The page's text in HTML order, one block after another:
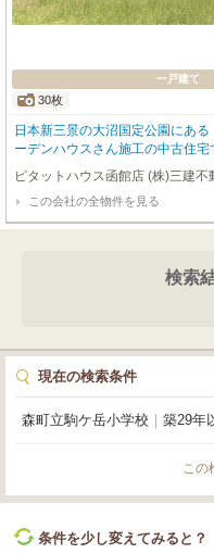
一戸建て
30枚
日本新三景の大沼国定公園にあ
ーデンハウスさん施工の中古住
心もリフレッシュできるこの場
はいかがでしょうか？木の温も
広さは広々814坪ありますので別
物はまだ少しありますが、ご希
しゃるので安心ですね！更に生
テニスコートやバーベキューハ
っております！気になる方には
も是非お待ちしております！★ピ
9377★
ピタットハウス函館店 (株)三建不
この会社の全物件を見る
検索
現在の検索条件
森町立駒ケ岳小学校 築29年
この
条件を少し変えてみると？